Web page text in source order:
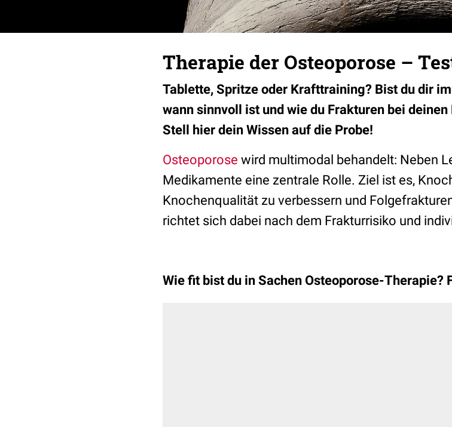
Therapie der Osteoporose –
Tablette, Spritze oder Krafttraining? Bist du dir
wann sinnvoll ist und wie du Frakturen bei
Stell hier dein Wissen auf die Probe!
Osteoporose wird multimodal behandelt: Neben
Medikamente eine zentrale Rolle. Ziel ist es,
Knochenqualität zu verbessern und
richtet sich dabei nach dem Frakturrisiko und
Wie fit bist du in Sachen Osteoporose-Therapie?